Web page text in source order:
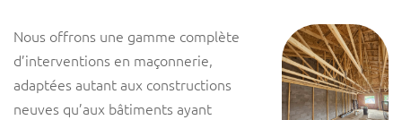
Nous offrons une gamme complète
d’interventions en maçonnerie,
adaptées autant aux constructions
neuves qu’aux bâtiments ayant